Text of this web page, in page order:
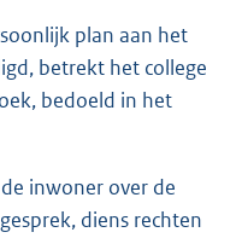
plan aan het
betrekt het college
bedoeld in het
inwoner over de
diens rechten